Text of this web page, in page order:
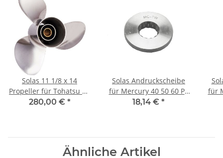
Solas 11 1/8 x 14
Propeller für Tohatsu 40
& 50 PS 3 Blatt 13 Zähne
280,00 € *
Solas Andruckscheibe
für Mercury 40 50 60 PS
13 Zähne Propeller
18,14 € *
für
Ähnliche Artikel